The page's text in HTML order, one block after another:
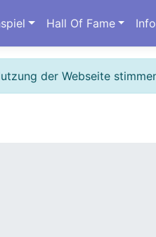
Hall Of Fame Info
der Webseite